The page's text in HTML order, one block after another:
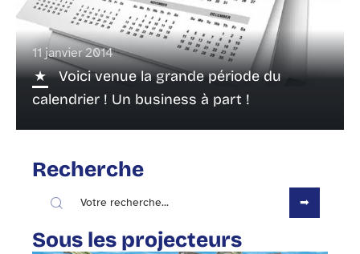
11 janvier 2014
Voici venue la grande période du
calendrier ! Un business à part !
Recherche
Sous les projecteurs